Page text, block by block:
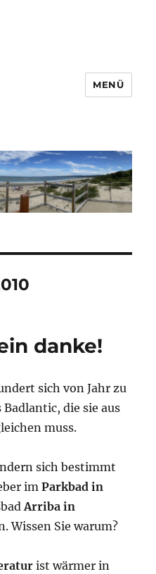
MENÜ
danke!
sich von Jahr zu
Badlantic, die sie aus
muss.
sich bestimmt
imParkbad in
Arriba in
Wissen Sie warum?
ist wärmer in